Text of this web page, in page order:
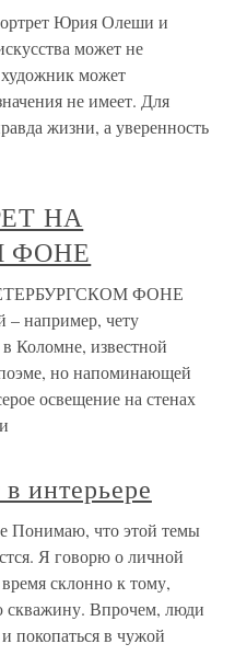
Юрия Олеши и
может не
может
не имеет. Для
жизни, а уверенность
НА
ФОНЕ
ФОНЕ
– например, чету
Коломне, известной
но напоминающей
освещение на стенах
интерьере
Понимаю, что этой темы
Я говорю о личной
склонно к тому,
скважину. Впрочем, люди
покопаться в чужой